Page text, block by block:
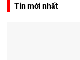
Tin mới nhất